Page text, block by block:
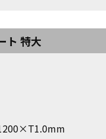
ト 特大